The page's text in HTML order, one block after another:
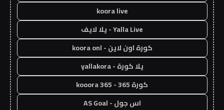
koora live
Yalla Live - يلا لايف
كورة اون لاين - koora onl
يلا كورة - yallakora
كورة 365 - kooora 365
اس جول - AS Goal